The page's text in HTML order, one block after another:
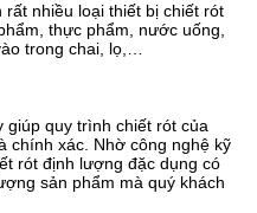
nhiều loại thiết bị chiết rót
thực phẩm, nước uống,
trong chai, lọ,…
giúp quy trình chiết rót của
chính xác. Nhờ công nghệ kỹ
rót định lượng đặc dụng có
sản phẩm mà quý khách